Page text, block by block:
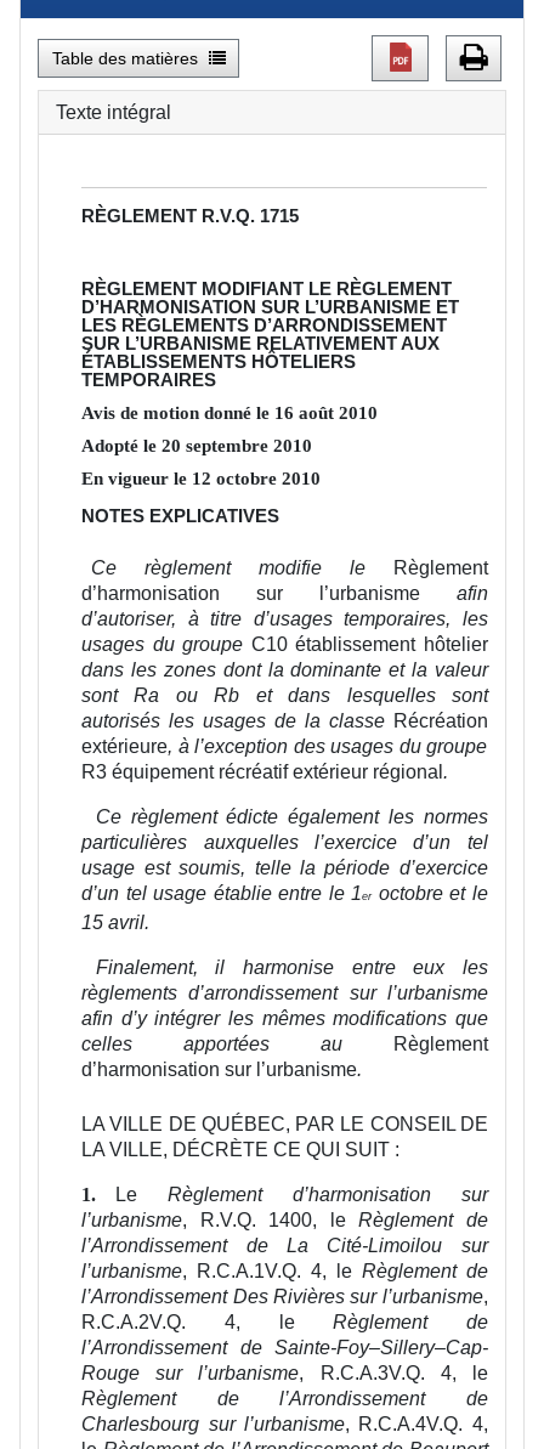
Table des matières
Texte intégral
RÈGLEMENT R.V.Q. 1715
RÈGLEMENT MODIFIANT LE RÈGLEMENT
D’HARMONISATION SUR L’URBANISME ET
LES RÈGLEMENTS D’ARRONDISSEMENT
SUR L’URBANISME RELATIVEMENT AUX
ÉTABLISSEMENTS HÔTELIERS
TEMPORAIRES
Avis de motion donné le 16août2010
Adopté le20septembre2010
En vigueur le 12octobre2010
NOTES EXPLICATIVES
Ce règlement modifie le
Règlement
d’harmonisation sur l’urbanismeafin
d’autoriser, à titre d’usages temporaires, les
usages du groupe C10 établissement hôtelier
dans les zones dont la dominante et la valeur
sont Ra ou Rb et dans lesquelles sont
autorisés les usages de la classe Récréation
extérieure, à l’exception des usages du groupe
R3 équipement récréatif extérieur régional.
Ce règlement édicte également les normes
particulières auxquelles l’exercice d’un tel
usage est soumis, telle la période d’exercice
d’un tel usage établie entre le 1eroctobre et le
15 avril.
Finalement, il harmonise entre eux les
règlements d’arrondissement sur l’urbanisme
afin d’y intégrer les mêmes modifications que
celles apportées au
Règlement
d’harmonisation sur l’urbanisme.
LA VILLE DE QUÉBEC, PAR LE CONSEIL DE
LA VILLE, DÉCRÈTE CE QUI SUIT :
1. LeRèglement d’harmonisation sur
l’urbanisme, R.V.Q. 1400, leRèglement de
l’Arrondissement de La Cité-Limoilou sur
l’urbanisme, R.C.A.1V.Q. 4, le Règlement de
l’Arrondissement Des Rivières sur l’urbanisme,
R.C.A.2V.Q. 4, leRèglement de
l’Arrondissement de Sainte‑Foy–Sillery–Cap-
Rouge sur l’urbanisme, R.C.A.3V.Q. 4, le
Règlement de l’Arrondissement de
Charlesbourg sur l’urbanisme, R.C.A.4V.Q. 4,